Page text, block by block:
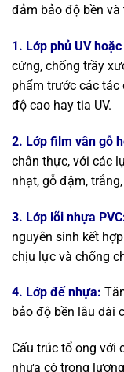
đảm bảo độ bền
1. Lớp phủ UV hoặc
cứng, chống trầy
phẩm trước các
độ cao hay tia UV.
2. Lớp film vân gỗ
chân thực, với các
nhạt, gỗ đậm,
3. Lớp lõi nhựa
nguyên sinh kết
chịu lực và chống
4. Lớp đế nhựa:
bảo độ bền lâu dài
Cấu trúc tổ ong với
nhựa có trọng